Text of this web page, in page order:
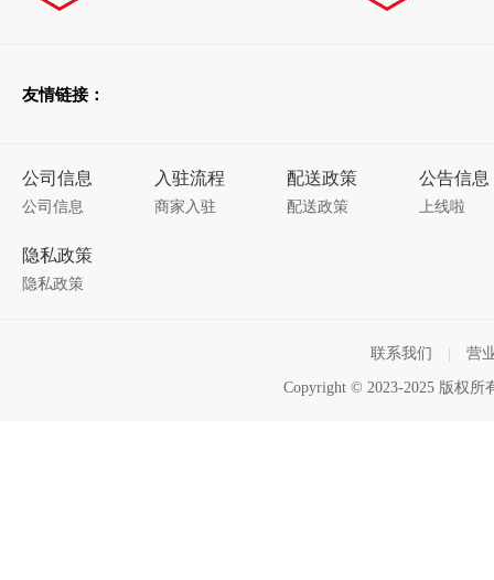
友情链接：
公司信息
公司信息
入驻流程
商家入驻
配送政策
配送政策
公告信息
上线啦
隐私政策
隐私政策
联系我们 营
Copyright © 2023-2025 版权所